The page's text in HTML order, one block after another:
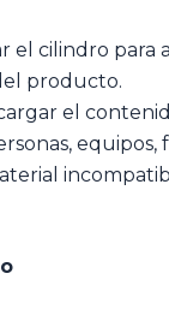
el cilindro para
producto.
el